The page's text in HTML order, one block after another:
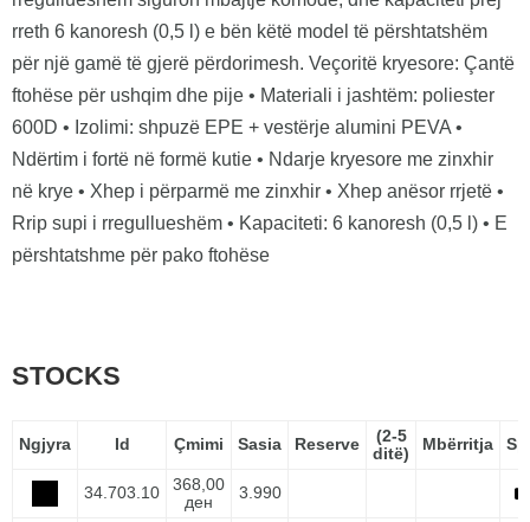
rreth 6 kanoresh (0,5 l) e bën këtë model të përshtatshëm
për një gamë të gjerë përdorimesh. Veçoritë kryesore: Çantë
ftohëse për ushqim dhe pije • Materiali i jashtëm: poliester
600D • Izolimi: shpuzë EPE + vestërje alumini PEVA •
Ndërtim i fortë në formë kutie • Ndarje kryesore me zinxhir
në krye • Xhep i përparmë me zinxhir • Xhep anësor rrjetë •
Rrip supi i rregullueshëm • Kapaciteti: 6 kanoresh (0,5 l) • E
përshtatshme për pako ftohëse
STOCKS
Ngjyra Id Çmimi Sasia Reserve
(2-5
ditë)
Mbërritja
34.703.10
368,00
ден
3.990